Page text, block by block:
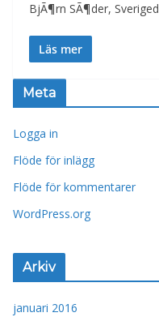
BjÃ¶rn SÃ¶der,
Läs mer
Meta
Logga in
Flöde för inlägg
Flöde för kommentarer
WordPress.org
Arkiv
januari 2016